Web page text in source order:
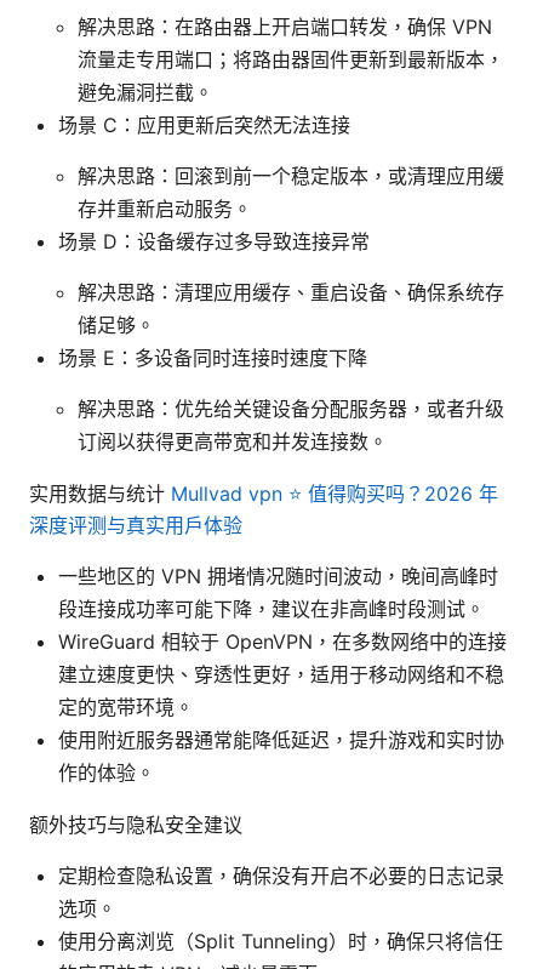
解决思路：在路由器上开启端口转发，确保 VPN
流量走专用端口；将路由器固件更新到最新版本，
避免漏洞拦截。
场景 C：应用更新后突然无法连接
解决思路：回滚到前一个稳定版本，或清理应用缓
存并重新启动服务。
场景 D：设备缓存过多导致连接异常
解决思路：清理应用缓存、重启设备、确保系统存
储足够。
场景 E：多设备同时连接时速度下降
解决思路：优先给关键设备分配服务器，或者升级
订阅以获得更高带宽和并发连接数。
实用数据与统计 Mullvad vpn ⭐ 值得购买吗？2026 年
深度评测与真实用户体验
一些地区的 VPN 拥堵情况随时间波动，晚间高峰时
段连接成功率可能下降，建议在非高峰时段测试。
WireGuard 相较于 OpenVPN，在多数网络中的连接
建立速度更快、穿透性更好，适用于移动网络和不稳
定的宽带环境。
使用附近服务器通常能降低延迟，提升游戏和实时协
作的体验。
额外技巧与隐私安全建议
定期检查隐私设置，确保没有开启不必要的日志记录
选项。
使用分离浏览（Split Tunneling）时，确保只将信任